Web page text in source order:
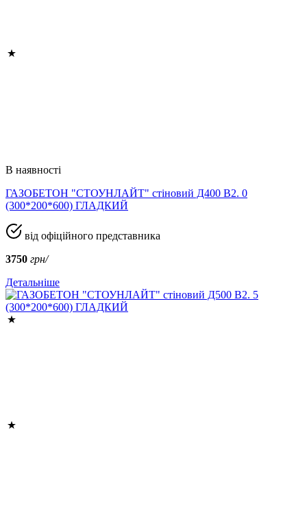
В наявності
ГАЗОБЕТОН "СТОУНЛАЙТ" стіновий Д400 В2. 0
(300*200*600) ГЛАДКИЙ
від офіційного представника
3750 грн/
Детальніше